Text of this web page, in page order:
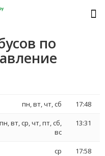
по
пн, вт, чт, сб 17:48
пн, вт, ср, чт, пт, сб,
вс
13:31
ср 17:58